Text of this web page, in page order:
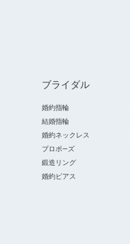
ブライダル
婚約指輪
結婚指輪
婚約ネックレス
プロポ―ズ
鍛造リング
婚約ピアス